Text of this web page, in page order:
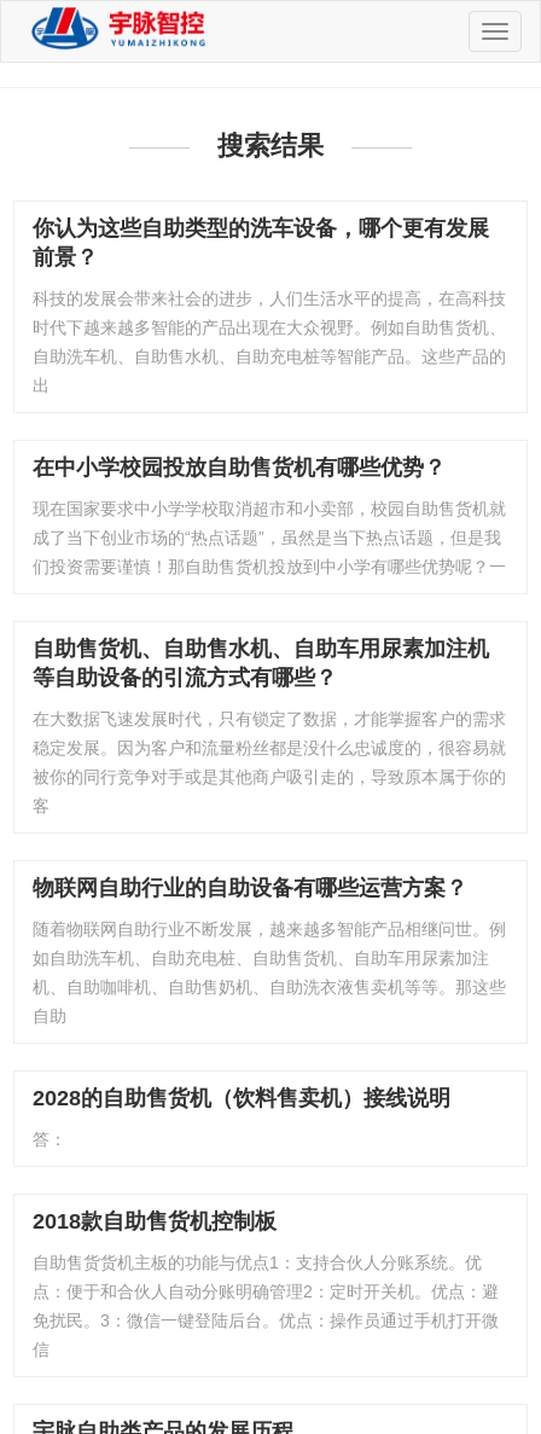
切
换
搜索结果
你认为这些自助类型的洗车设备，哪个更有发展
前景？
科技的发展会带来社会的进步，人们生活水平的提高，在高科技
时代下越来越多智能的产品出现在大众视野。例如自助售货机、
自助洗车机、自助售水机、自助充电桩等智能产品。这些产品的
出
在中小学校园投放自助售货机有哪些优势？
现在国家要求中小学学校取消超市和小卖部，校园自助售货机就
成了当下创业市场的“热点话题”，虽然是当下热点话题，但是我
们投资需要谨慎！那自助售货机投放到中小学有哪些优势呢？一
自助售货机、自助售水机、自助车用尿素加注机
等自助设备的引流方式有哪些？
在大数据飞速发展时代，只有锁定了数据，才能掌握客户的需求
稳定发展。因为客户和流量粉丝都是没什么忠诚度的，很容易就
被你的同行竞争对手或是其他商户吸引走的，导致原本属于你的
客
物联网自助行业的自助设备有哪些运营方案？
随着物联网自助行业不断发展，越来越多智能产品相继问世。例
如自助洗车机、自助充电桩、自助售货机、自助车用尿素加注
机、自助咖啡机、自助售奶机、自助洗衣液售卖机等等。那这些
自助
2028的自助售货机（饮料售卖机）接线说明
答：
2018款自助售货机控制板
自助售货货机主板的功能与优点1：支持合伙人分账系统。优
点：便于和合伙人自动分账明确管理2：定时开关机。优点：避
免扰民。3：微信一键登陆后台。优点：操作员通过手机打开微
信